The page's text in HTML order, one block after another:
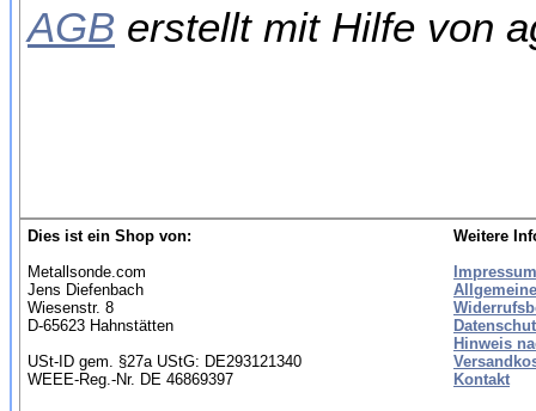
AGB erstellt mit Hilfe von
Dies ist ein Shop von:
Metallsonde.com
Jens Diefenbach
Wiesenstr. 8
D-65623 Hahnstätten
USt-ID gem. §27a UStG: DE293121340
WEEE-Reg.-Nr. DE 46869397
Weitere
Impressum
Hinweis
Kontakt